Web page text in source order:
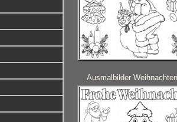
Ausmalbilder